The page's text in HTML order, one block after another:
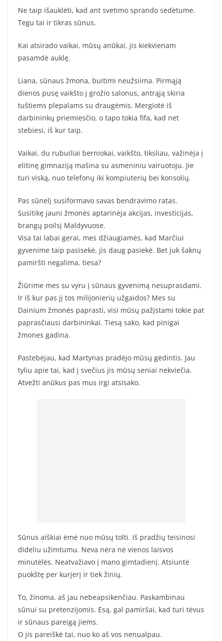
Ne taip išauklėti, kad ant svetimo sprando sėdėtume.
Tegu tai ir tikras sūnus.
Kai atsirado vaikai, mūsų anūkai, jis kiekvienam
pasamdė auklę.
Liana, sūnaus žmona, buitimi neužsiima. Pirmąją
dienos pusę vaikšto į grožio salonus, antrąją skiria
tuštiems plepalams su draugėmis. Mergiotė iš
darbininkų priemiesčio, o tapo tokia fifa, kad net
stebiesi, iš kur taip.
Vaikai, du rubuiliai berniokai, vaikšto, tiksliau, važinėja į
elitinę gimnaziją mašina su asmeniniu vairuotoju. Jie
turi viską, nuo telefonų iki kompiuterių bei konsolių.
Pas sūnelį susiformavo savas bendravimo ratas.
Susitikę jauni žmonės aptarinėja akcijas, investicijas,
brangų poilsį Maldyvuose.
Visa tai labai gerai, mes džiaugiamės, kad Marčiui
gyvenime taip pasisekė, jis daug pasiekė. Bet juk šaknų
pamiršti negalima, tiesa?
Žiūrime mes su vyru į sūnaus gyvenimą nesuprasdami.
Ir iš kur pas jį tos milijonierių užgaidos? Mes su
Dainium žmonės paprasti, visi mūsų pažįstami tokie pat
paprasčiausi darbininkai. Tiesą sako, kad pinigai
žmones gadina.
Pastebėjau, kad Martynas pradėjo mūsų gėdintis. Jau
tyliu apie tai, kad į svečius jis mūsų seniai nekviečia.
Atvežti anūkus pas mus irgi atsisako.
Sūnus aiškiai ėmė nuo mūsų tolti. Iš pradžių teisinosi
dideliu užimtumu. Neva nėra nė vienos laisvos
minutėlės. Neatvažiavo į mano gimtadienį. Atsiuntė
puokštę per kurjerį ir tiek žinių.
To, žinoma, aš jau nebeapsikenčiau. Paskambinau
sūnui su pretenzijomis. Esą, gal pamiršai, kad turi tėvus
ir sūnaus pareigą jiems.
O jis pareiškė tai, nuo ko aš vos nenualpau.